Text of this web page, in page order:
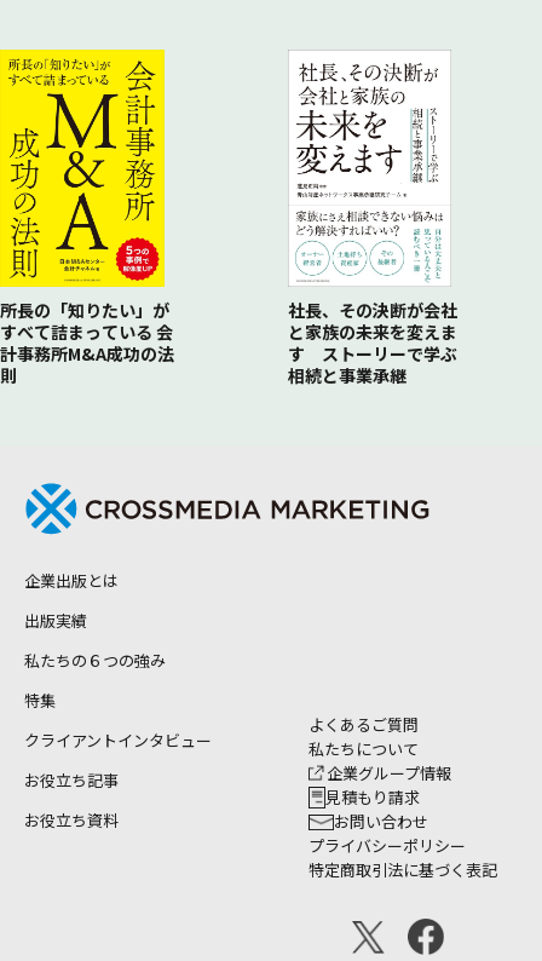
所長の「知りたい」が
すべて詰まっている 会
計事務所M&A成功の法
則
社長、その決断が会社
と家族の未来を変えま
す ストーリーで学ぶ
相続と事業承継
企業出版とは
出版実績
私たちの６つの強み
特集
クライアントインタビュー
お役立ち記事
お役立ち資料
よくあるご質問
私たちについて
企業グループ情報
見積もり請求
お問い合わせ
プライバシーポリシー
特定商取引法に基づく表記